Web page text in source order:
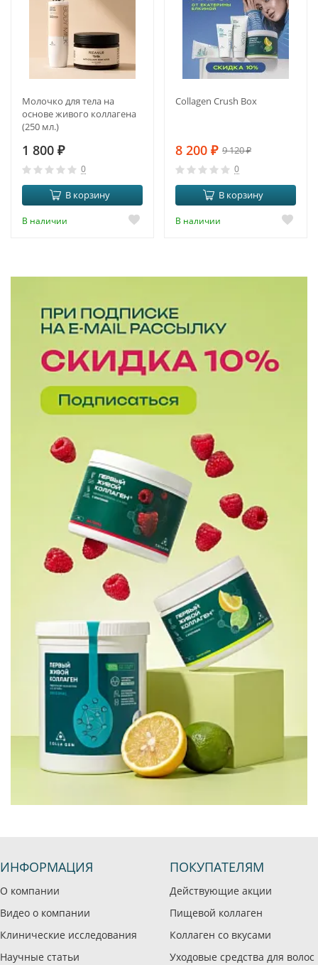
Молочко для тела на
основе живого коллагена
(250 мл.)
1 800 ₽
0
В корзину
В наличии
Collagen Crush Box
8 200 ₽ 9 120₽
0
В корзину
В наличии
ИНФОРМАЦИЯ
О компании
Видео о компании
Клинические исследования
Научные статьи
ПОКУПАТЕЛЯМ
Действующие акции
Пищевой коллаген
Коллаген со вкусами
Уходовые средства для волос